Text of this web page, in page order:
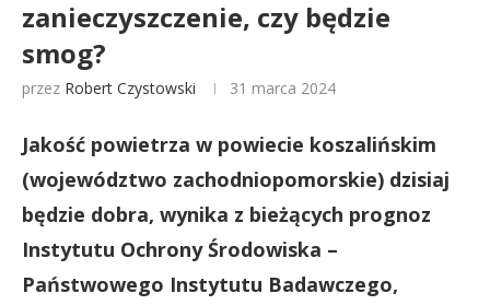
zanieczyszczenie, czy będzie
smog?
przez Robert Czystowski 31 marca 2024
Jakość powietrza w powiecie koszalińskim
(województwo zachodniopomorskie) dzisiaj
będzie dobra, wynika z bieżących prognoz
Instytutu Ochrony Środowiska –
Państwowego Instytutu Badawczego,